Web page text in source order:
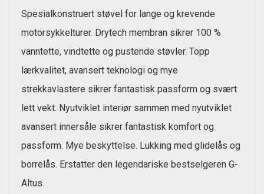
Spesialkonstruert støvel for lange og krevende
motorsykkelturer. Drytech membran sikrer 100 %
vanntette, vindtette og pustende støvler. Topp
lærkvalitet, avansert teknologi og mye
strekkavlastere sikrer fantastisk passform og svært
lett vekt. Nyutviklet interiør sammen med nyutviklet
avansert innersåle sikrer fantastisk komfort og
passform. Mye beskyttelse. Lukking med glidelås og
borrelås. Erstatter den legendariske bestselgeren G-
Altus.